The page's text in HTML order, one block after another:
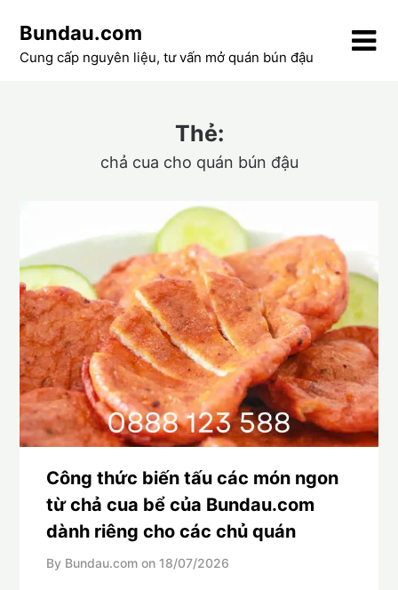
content
Bundau.com
Cung cấp nguyên liệu, tư vấn mở quán bún đậu
Thẻ:
chả cua cho quán bún đậu
Công thức biến tấu các món ngon
từ chả cua bể của Bundau.com
dành riêng cho các chủ quán
By Bundau.com on 18/07/2026